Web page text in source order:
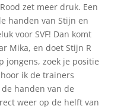
zet meer druk. Een
handen van Stijn en
voor SVF! Dan komt
Mika, en doet Stijn R
jongens, zoek je positie
ik de trainers
handen van de
weer op de helft van